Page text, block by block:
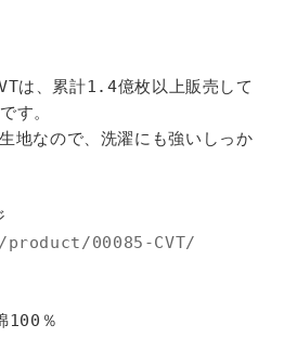
、累計1.4億枚以上販売して
す。
地なので、洗濯にも強いしっか
00085-CVT/
％